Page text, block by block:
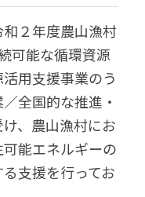
２年度農山漁村
可能な循環資源
用支援事業のう
全国的な推進・
、農山漁村にお
能エネルギーの
支援を行ってお